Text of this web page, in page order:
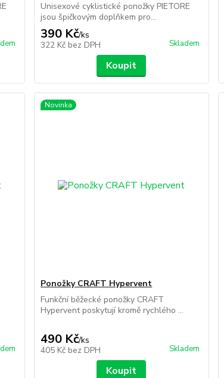
Unisexové cyklistické ponožky PIETORE
jsou špičkovým doplňkem pro...
390 Kč/ks
322 Kč bez DPH Skladem
Koupit
Novinka
Ponožky CRAFT Hypervent
Funkční běžecké ponožky CRAFT
Hypervent poskytují kromě rychlého ...
490 Kč/ks
405 Kč bez DPH Skladem
Koupit